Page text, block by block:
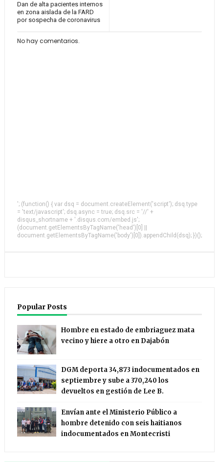
Dan de alta pacientes internos
en zona aislada de la FARD
por sospecha de coronavirus
No hay comentarios.
'; (function() { var dsq = document.createElement('script'); dsq.type
= 'text/javascript'; dsq.async = true; dsq.src = '//' +
disqus_shortname + '.disqus.com/embed.js';
(document.getElementsByTagName('head')[0] ||
document.getElementsByTagName('body')[0]).appendChild(dsq); })();
Popular Posts
Hombre en estado de embriaguez mata
vecino y hiere a otro en Dajabón
DGM deporta 34,873 indocumentados en
septiembre y sube a 370,240 los
devueltos en gestión de Lee B.
Envían ante el Ministerio Público a
hombre detenido con seis haitianos
indocumentados en Montecristi